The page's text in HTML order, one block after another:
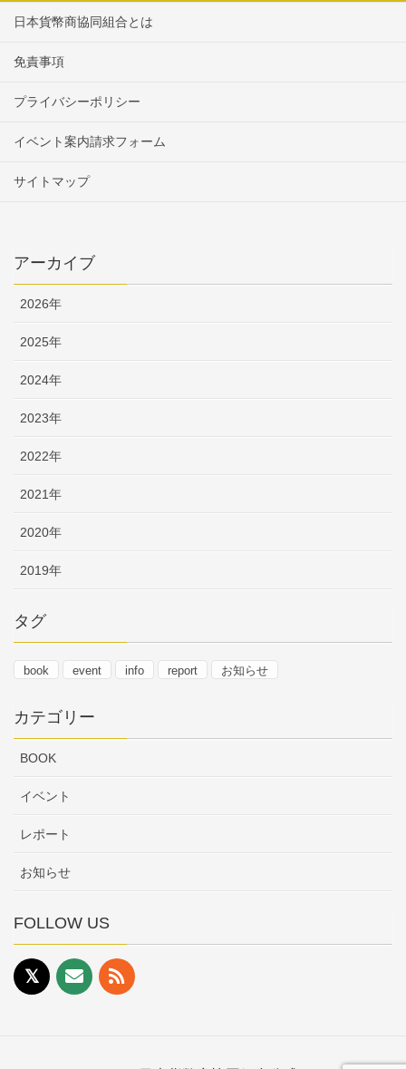
日本貨幣商協同組合とは
免責事項
プライバシーポリシー
イベント案内請求フォーム
サイトマップ
アーカイブ
2026年
2025年
2024年
2023年
2022年
2021年
2020年
2019年
タグ
book event info report お知らせ
カテゴリー
BOOK
イベント
レポート
お知らせ
FOLLOW US